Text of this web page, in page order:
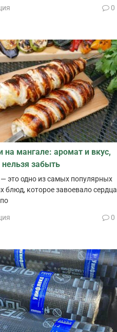
0
на мангале: аромат и вкус,
забыть
это одно из самых популярных
блюд, которое завоевало сердца
0